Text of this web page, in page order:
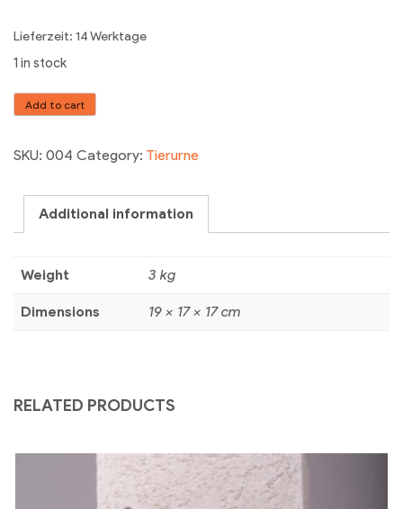
Lieferzeit: 14 Werktage
1 in stock
Tierurne
Add to cart
SKU: 004 Category: Tierurne
Additional information
Weight 3 kg
Dimensions 19 × 17 × 17 cm
RELATED PRODUCTS